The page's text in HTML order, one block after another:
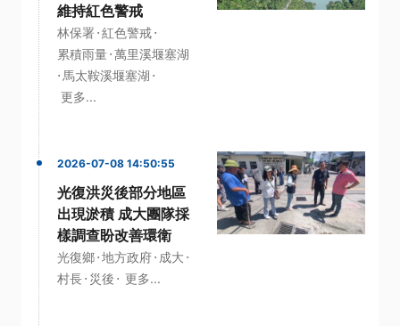
維持紅色警戒
林保署 ·紅色警戒·
累積雨量·萬里溪堰塞湖
· 馬太鞍溪堰塞湖 ·
更多...
2026-07-08 14:50:55
光復洪災後部分地區
出現淤積 成大團隊採
樣調查盼改善環衛
光復鄉·地方政府· 成大 ·
村長· 災後 · 更多...